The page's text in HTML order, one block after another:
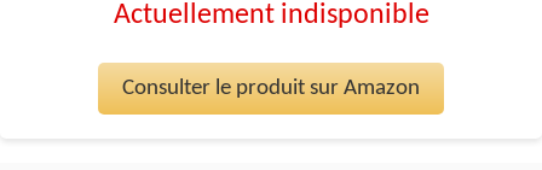
Actuellement indisponible
Consulter le produit sur Amazon